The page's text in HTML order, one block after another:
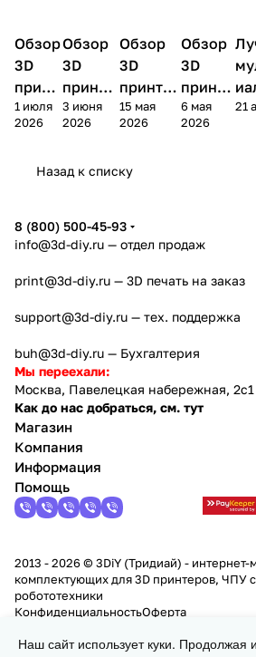
3D
принтеры
Обзор
3D
принт
ера
Bamb
1 июля
2026
3D
принтеры
Обзор
3D
принте
ра
Anycubi
4
3 июня
2026
3D
принтеры
Обзор
3D
принтер
а
FlashFo
Creator
15 мая
2026
3D
принтеры
Обзор
3D
принте
ра
Bambu
6 мая
2026
21
Назад к списку
8 (800) 500-45-93
info@3d-diy.ru — отдел продаж
print@3d-diy.ru — 3D печать на заказ
support@3d-diy.ru — тех. поддержка
buh@3d-diy.ru — Бухгалтерия
Мы переехали:
Москва, Павелецкая набережная, 2с1
Как до нас добраться, см. тут
Магазин
Компания
Информация
Помощь
2013 - 2026 © 3DiY (Тридиай) - интернет-
комплектующих для 3D принтеров, ЧПУ
робототехники
КонфиденциальностьОферта
Наш сайт использует куки. Продолжая